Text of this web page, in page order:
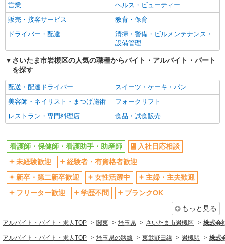
フリーター歓迎
学歴不問
ブランクOK
ミドル（40代～）活躍中
エルダー（50代～）活躍中
シニア（60代～）活躍中
高収入・高額
ボーナス・賞与あり
昇給あり
完全週休2日制
フルタイム歓迎
禁煙・分煙
駅直結・駅チカ
車通勤OK
バイク通勤OK
自転車通勤OK
残業少なめ（月20h未満）
交通費支給
退職金・財形貯蓄制度あり
各種手当（家族・役職・インセン
ティブなど）あり
制服貸与
研修制度あり
資格取得支援制度あり
医療・介護・福祉
看護師・保健師・看護助手・助産師
営業
ヘルス・ビューティー
販売・接客サービス
教育・保育
ドライバー・配達
清掃・警備・ビルメンテナンス・
設備管理
さいたま市岩槻区の人気の職種からバイト・アルバイト・パート
を探す
配送・配達ドライバー
スイーツ・ケーキ・パン
美容師・ネイリスト・まつげ施術
フォークリフト
レストラン・専門料理店
食品・試食販売
看護師・保健師・看護助手・助産師
入社日応相談
未経験歓迎
経験者・有資格者歓迎
新卒・第二新卒歓迎
女性活躍中
主婦・主夫歓迎
フリーター歓迎
学歴不問
ブランクOK
もっと見る
アルバイト・バイト・求人TOP 関東 埼玉県 さいたま市岩槻区 株式会
アルバイト・バイト・求人TOP 埼玉県の路線 東武野田線 岩槻駅 株式